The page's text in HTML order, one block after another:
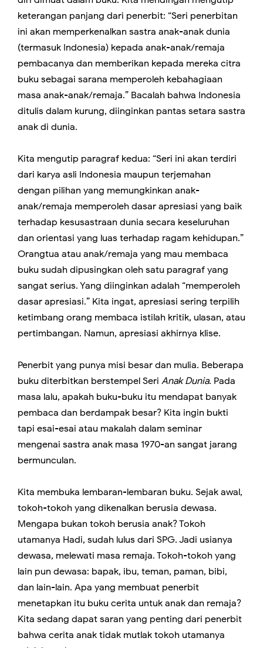
keterangan panjang dari penerbit: “Seri penerbitan
ini akan memperkenalkan sastra anak-anak dunia
(termasuk Indonesia) kepada anak-anak/remaja
pembacanya dan memberikan kepada mereka citra
buku sebagai sarana memperoleh kebahagiaan
masa anak-anak/remaja.” Bacalah bahwa Indonesia
ditulis dalam kurung, diinginkan pantas setara sastra
anak di dunia.
Kita mengutip paragraf kedua: “Seri ini akan terdiri
dari karya asli Indonesia maupun terjemahan
dengan pilihan yang memungkinkan anak-
anak/remaja memperoleh dasar apresiasi yang baik
terhadap kesusastraan dunia secara keseluruhan
dan orientasi yang luas terhadap ragam kehidupan.”
Orangtua atau anak/remaja yang mau membaca
buku sudah dipusingkan oleh satu paragraf yang
sangat serius. Yang diinginkan adalah “memperoleh
dasar apresiasi.” Kita ingat, apresiasi sering terpilih
ketimbang orang membaca istilah kritik, ulasan, atau
pertimbangan. Namun, apresiasi akhirnya klise.
Penerbit yang punya misi besar dan mulia. Beberapa
buku diterbitkan berstempel Seri Anak Dunia. Pada
masa lalu, apakah buku-buku itu mendapat banyak
pembaca dan berdampak besar? Kita ingin bukti
tapi esai-esai atau makalah dalam seminar
mengenai sastra anak masa 1970-an sangat jarang
bermunculan.
Kita membuka lembaran-lembaran buku. Sejak awal,
tokoh-tokoh yang dikenalkan berusia dewasa.
Mengapa bukan tokoh berusia anak? Tokoh
utamanya Hadi, sudah lulus dari SPG. Jadi usianya
dewasa, melewati masa remaja. Tokoh-tokoh yang
lain pun dewasa: bapak, ibu, teman, paman, bibi,
dan lain-lain. Apa yang membuat penerbit
menetapkan itu buku cerita untuk anak dan remaja?
Kita sedang dapat saran yang penting dari penerbit
bahwa cerita anak tidak mutlak tokoh utamanya